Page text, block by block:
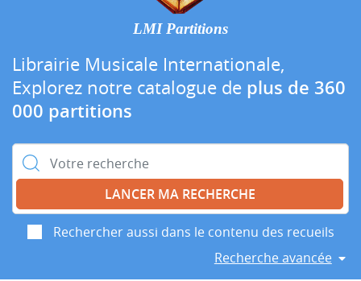
LMI Partitions
Librairie Musicale Internationale,
Explorez notre catalogue de plus de 360
000 partitions
Rechercher :
Rechercher aussi dans le contenu des recueils
Recherche avancée